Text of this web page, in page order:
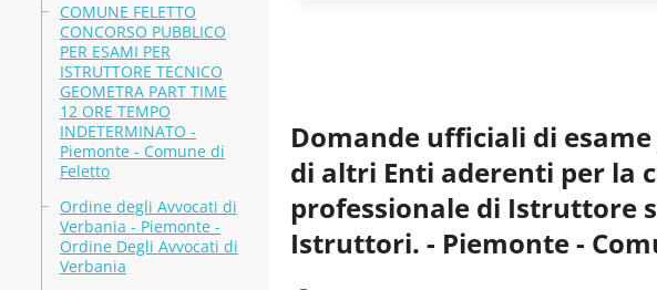
COMUNE FELETTO
CONCORSO PUBBLICO
PER ESAMI PER
ISTRUTTORE TECNICO
GEOMETRA PART TIME
12 ORE TEMPO
INDETERMINATO -
Piemonte - Comune di
Feletto
Ordine degli Avvocati di
Verbania - Piemonte -
Ordine Degli Avvocati di
Verbania
Domande ufficiali di esame
di altri Enti aderenti per la
professionale di Istruttore
Istruttori. - Piemonte -